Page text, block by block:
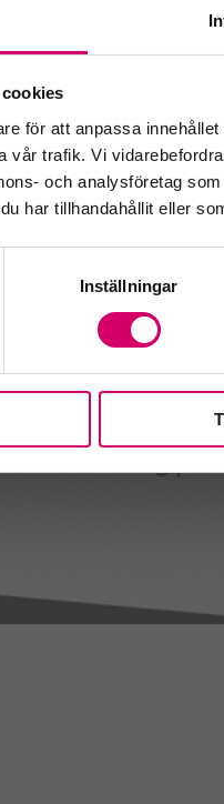
för att anpassa
vår trafik. Vi
och analysföretag
har tillhandahållit eller
Inställningar